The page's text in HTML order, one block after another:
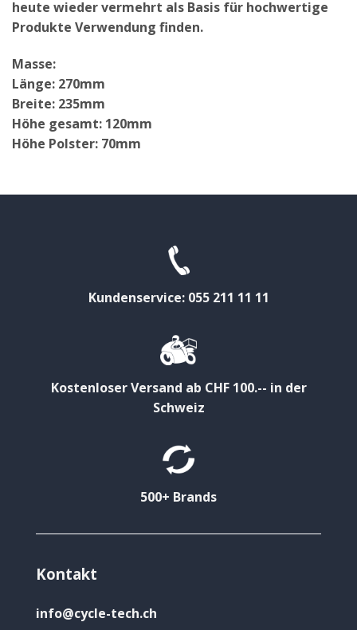
heute wieder vermehrt als Basis für hochwertige
Produkte Verwendung finden.
Masse:
Länge: 270mm
Breite: 235mm
Höhe gesamt: 120mm
Höhe Polster: 70mm
Kundenservice: 055 211 11 11
Kostenloser Versand ab CHF 100.-- in der
Schweiz
500+ Brands
Kontakt
info@cycle-tech.ch